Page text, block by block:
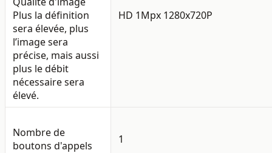
Plus la définition
sera élevée, plus
l’image sera
précise, mais aussi
plus le débit
nécessaire sera
élevé.
HD 1Mpx 1280x720P
Nombre de
boutons d'appels
1